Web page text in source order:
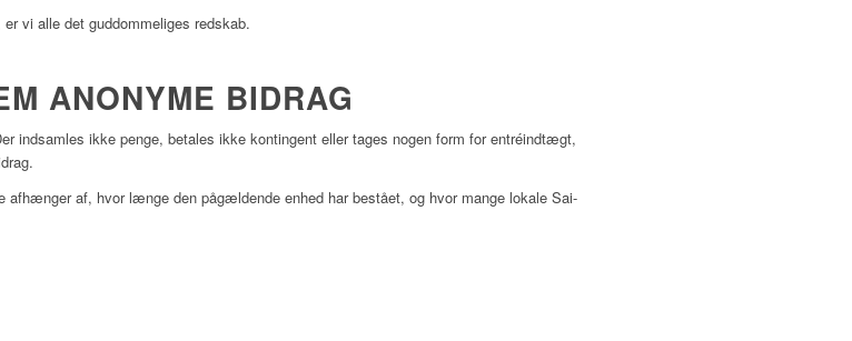
vi alle det guddommeliges redskab.
ANONYME BIDRAG
indsamles ikke penge, betales ikke kontingent eller tages nogen form for entréindtægt,
afhænger af, hvor længe den pågældende enhed har bestået, og hvor mange lokale Sai-